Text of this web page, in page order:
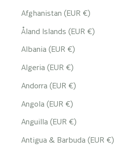
Afghanistan (EUR €)
Åland Islands (EUR €)
Albania (EUR €)
Algeria (EUR €)
Andorra (EUR €)
Angola (EUR €)
Anguilla (EUR €)
Antigua & Barbuda (EUR €)